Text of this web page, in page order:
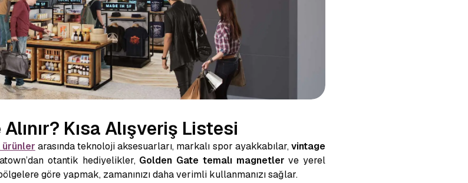
Kısa Alışveriş Listesi
ürünler arasında teknoloji aksesuarları, markalı spor ayakkabılar,vintage
otantik hediyelikler, Golden Gate temalı magnetler ve yerel
göre yapmak, zamanınızı daha verimli kullanmanızı sağlar.